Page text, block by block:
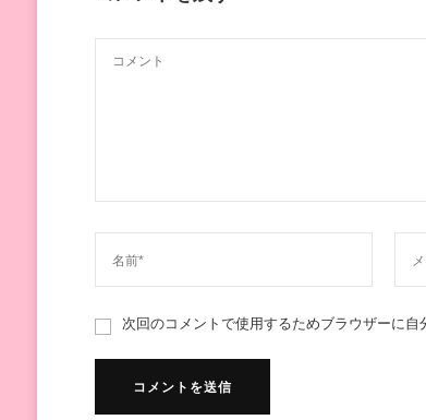
次回のコメントで使用するためブラウザーに自